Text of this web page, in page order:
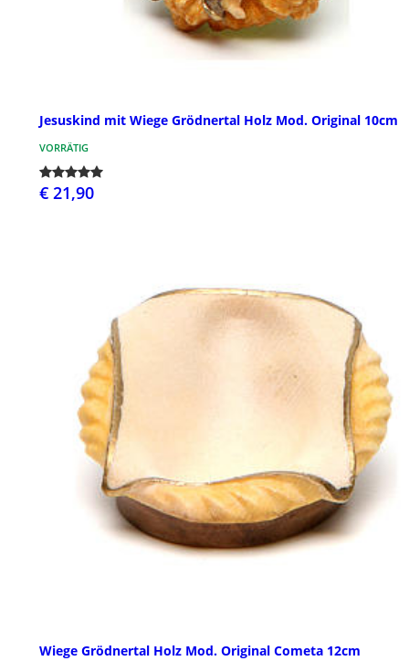
Jesuskind mit Wiege Grödnertal Holz Mod. Original 10cm
VORRÄTIG
€ 21,90
Wiege Grödnertal Holz Mod. Original Cometa 12cm